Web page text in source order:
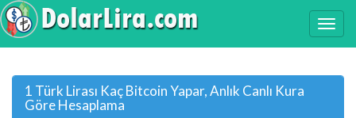
1 Türk Lirası Kaç Bitcoin Yapar, Anlık Canlı Kura
Göre Hesaplama